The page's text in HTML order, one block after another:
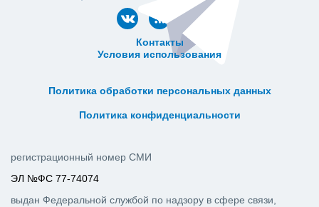
Контакты
Условия использования
Политика обработки персональных данных
Политика конфиденциальности
регистрационный номер СМИ
ЭЛ №ФС 77-74074
выдан Федеральной службой по надзору в сфере связи,